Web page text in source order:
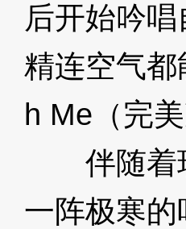
后开始吟
精连空气都
h Me（完
伴随着琪
一阵极寒